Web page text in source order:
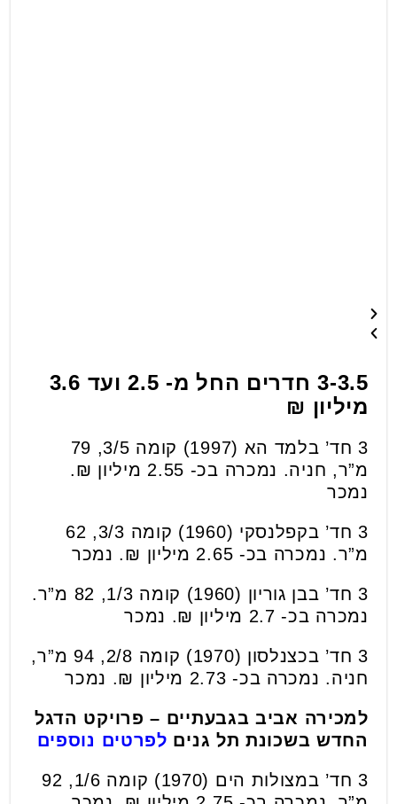
3-3.5 חדרים החל מ- 2.5 ועד 3.6
מיליון ₪
3 חד’ בלמד הא (1997) קומה 3/5, 79
מ”ר, חניה. נמכרה בכ- 2.55 מיליון ₪.
נמכר
3 חד’ בקפלנסקי (1960) קומה 3/3, 62
מ”ר. נמכרה בכ- 2.65 מיליון ₪. נמכר
3 חד’ בבן גוריון (1960) קומה 1/3, 82 מ”ר.
נמכרה בכ- 2.7 מיליון ₪. נמכר
3 חד’ בכצנלסון (1970) קומה 2/8, 94 מ”ר,
חניה. נמכרה בכ- 2.73 מיליון ₪. נמכר
למכירה אביב בגבעתיים – פרויקט הדגל
החדש בשכונת תל גנים לפרטים נוספים
3 חד’ במצולות הים (1970) קומה 1/6, 92